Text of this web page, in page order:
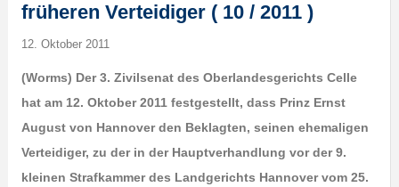
früheren Verteidiger ( 10 / 2011 )
12. Oktober 2011
(Worms) Der 3. Zivilsenat des Oberlandesgerichts Celle
hat am 12. Oktober 2011 festgestellt, dass Prinz Ernst
August von Hannover den Beklagten, seinen ehemaligen
Verteidiger, zu der in der Hauptverhandlung vor der 9.
kleinen Strafkammer des Landgerichts Hannover vom 25.